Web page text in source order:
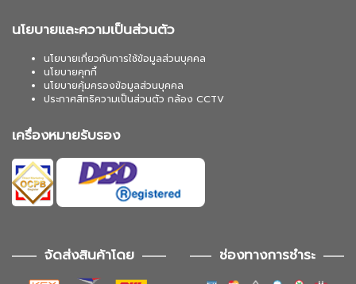
นโยบายและความเป็นส่วนตัว
นโยบายเกี่ยวกับการใช้ข้อมูลส่วนบุคคล
นโยบายคุกกี้
นโยบายคุ้มครองข้อมูลส่วนบุคคล
ประกาศสิทธิความเป็นส่วนตัว กล้อง CCTV
เครื่องหมายรับรอง
จัดส่งสินค้าโดย ช่องทางการชำระ